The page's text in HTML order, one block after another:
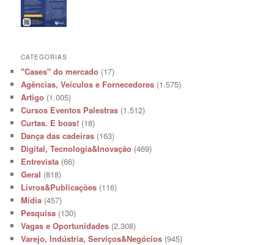
CATEGORIAS
"Cases" do mercado (17)
Agências, Veículos e Fornecedores (1.575)
Artigo (1.005)
Cursos Eventos Palestras (1.512)
Curtas. E boas! (18)
Dança das cadeiras (163)
Digital, Tecnologia&Inovação (469)
Entrevista (66)
Geral (818)
Livros&Publicações (116)
Mídia (457)
Pesquisa (130)
Vagas e Oportunidades (2.308)
Varejo, Indústria, Serviços&Negócios (945)